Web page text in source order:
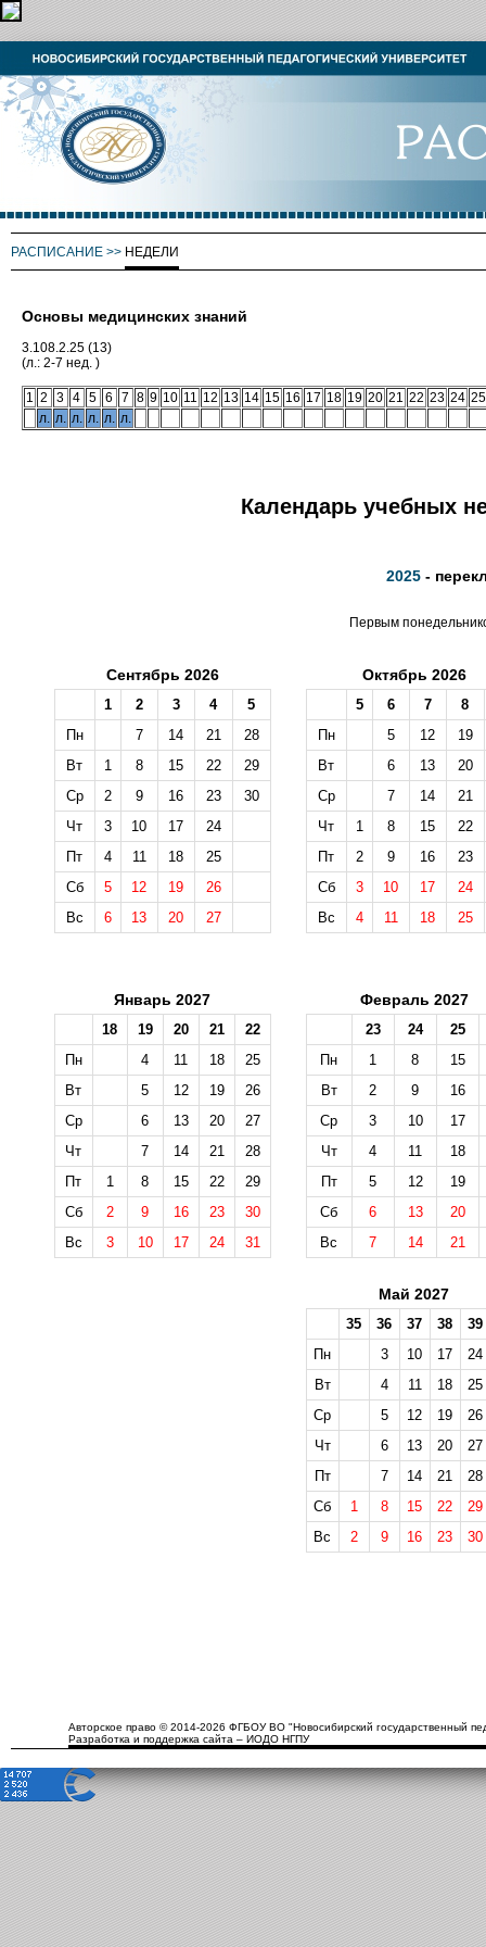
РАСПИСАНИЕ >> НЕДЕЛИ
Основы медицинских знаний
3.108.2.25 (13)
(л.: 2-7 нед. )
1 2 3 4 5 6 7 8 9 10 11 12 13 14 15 16 17 18 19 20 21 22 23 24 25
л. л. л. л. л. л.
Календарь учебных
2025 -
Первым
Сентябрь 2026
1 2 3 4
5
Пн
7 14 21
28
Вт
1 8 15 22
29
Ср
2 9 16 23
30
Чт
3 10 17
24
Пт
4 11 18
25
Сб
5 12 19
26
Вс
6 13 20 27
Октябрь 2026
5 6 7
8
Пн
5 12
19
Вт
6 13
20
Ср
7 14
21
Чт
1 8 15
22
Пт
2 9 16
23
Сб
3 10 17
24
Вс
4 11 18 25
Январь 2027
18 19 20 21
22
Пн
4 11 18
25
Вт
5 12 19
26
Ср
6 13 20
27
Чт
7 14 21
28
Пт
1 8 15 22
29
Сб
2 9 16 23
30
Вс
3 10 17 24 31
Февраль 2027
23 24
25
Пн
1 8
15
Вт
2 9
16
Ср
3 10
17
Чт
4 11
18
Пт
5 12
19
Сб
6 13
20
Вс
7 14 21
Май 2027
35 36 37 38
39
Пн
3 10 17
24
Вт
4 11 18
25
Ср
5 12 19
26
Чт
6 13 20
27
Пт
7 14 21
28
Сб
1 8 15 22
29
Вс
2 9 16 23 30
Авторское право © 2014-2026 ФГБОУ ВО "Новосибирский государственный
Разработка и поддержка сайта – ИОДО НГПУ